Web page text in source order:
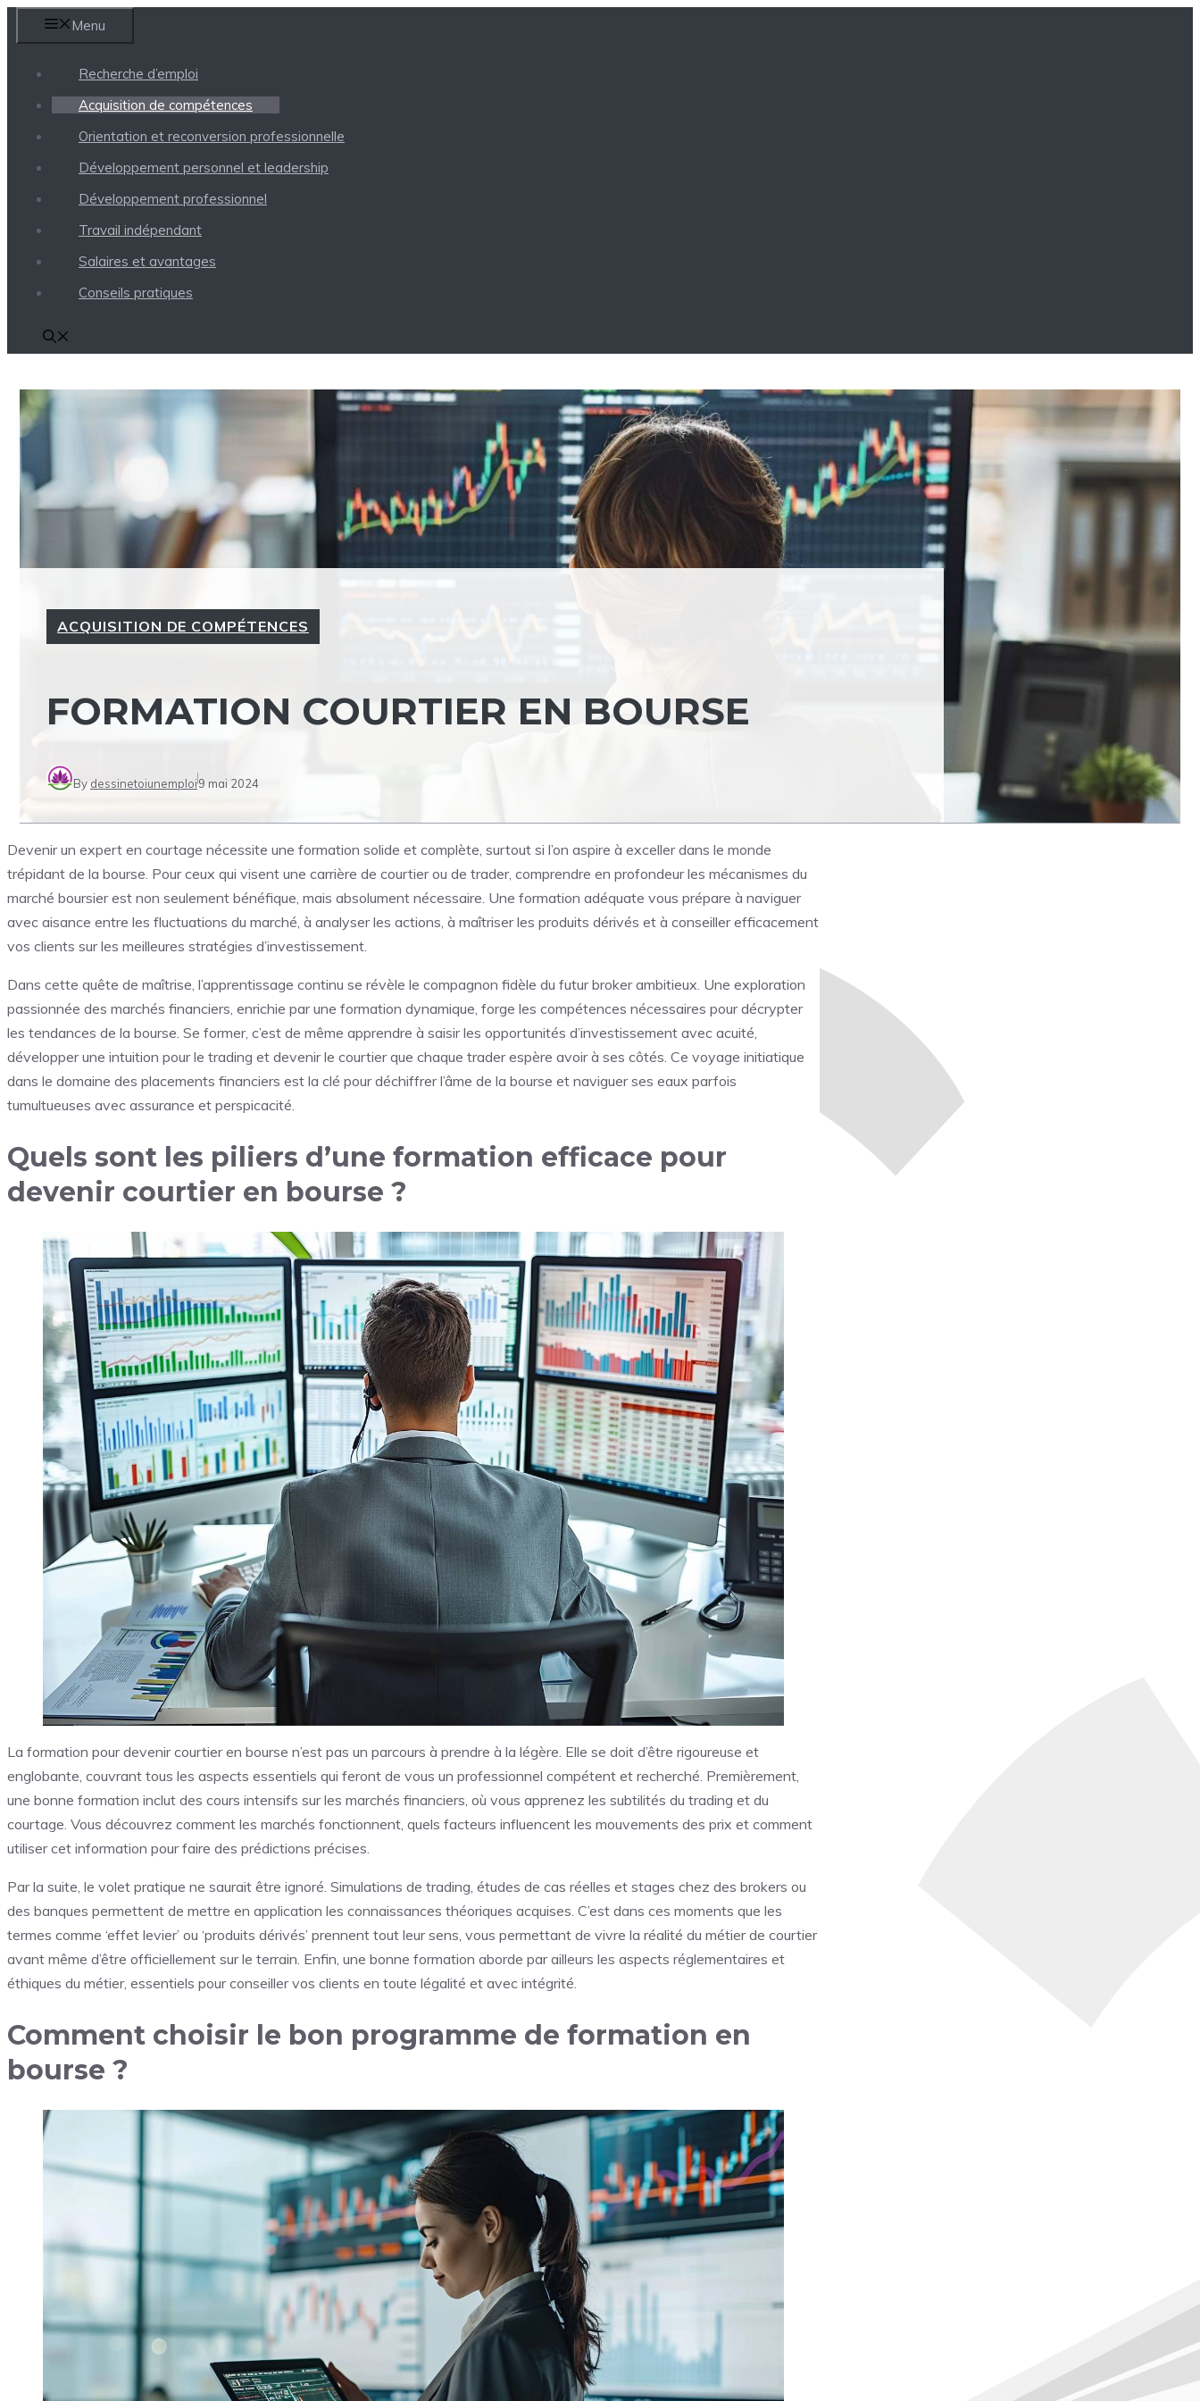
au
Menu
Recherche d’emploi
Acquisition de compétences
Orientation et reconversion professionnelle
Développement personnel et leadership
Développement professionnel
Travail indépendant
Salaires et avantages
Conseils pratiques
ACQUISITION DE COMPÉTENCES
FORMATION COURTIER EN BOURSE
By dessinetoiunemploi9 mai 2024
Devenir un expert en courtage nécessite une formation solide et complète, surtout si l’on aspire à exceller dans le monde
trépidant de la bourse. Pour ceux qui visent une carrière de courtier ou de trader, comprendre en profondeur les mécanismes du
marché boursier est non seulement bénéfique, mais absolument nécessaire. Une formation adéquate vous prépare à naviguer
avec aisance entre les fluctuations du marché, à analyser les actions, à maîtriser les produits dérivés et à conseiller efficacement
vos clients sur les meilleures stratégies d’investissement.
Dans cette quête de maîtrise, l’apprentissage continu se révèle le compagnon fidèle du futur broker ambitieux. Une exploration
passionnée des marchés financiers, enrichie par une formation dynamique, forge les compétences nécessaires pour décrypter
les tendances de la bourse. Se former, c’est de même apprendre à saisir les opportunités d’investissement avec acuité,
développer une intuition pour le trading et devenir le courtier que chaque trader espère avoir à ses côtés. Ce voyage initiatique
dans le domaine des placements financiers est la clé pour déchiffrer l’âme de la bourse et naviguer ses eaux parfois
tumultueuses avec assurance et perspicacité.
Quels sont les piliers d’une formation efficace pour
devenir courtier en bourse ?
La formation pour devenir courtier en bourse n’est pas un parcours à prendre à la légère. Elle se doit d’être rigoureuse et
englobante, couvrant tous les aspects essentiels qui feront de vous un professionnel compétent et recherché. Premièrement,
une bonne formation inclut des cours intensifs sur les marchés financiers, où vous apprenez les subtilités du trading et du
courtage. Vous découvrez comment les marchés fonctionnent, quels facteurs influencent les mouvements des prix et comment
utiliser cet information pour faire des prédictions précises.
Par la suite, le volet pratique ne saurait être ignoré. Simulations de trading, études de cas réelles et stages chez des brokers ou
des banques permettent de mettre en application les connaissances théoriques acquises. C’est dans ces moments que les
termes comme ‘effet levier’ ou ‘produits dérivés’ prennent tout leur sens, vous permettant de vivre la réalité du métier de courtier
avant même d’être officiellement sur le terrain. Enfin, une bonne formation aborde par ailleurs les aspects réglementaires et
éthiques du métier, essentiels pour conseiller vos clients en toute légalité et avec intégrité.
Comment choisir le bon programme de formation en
bourse ?